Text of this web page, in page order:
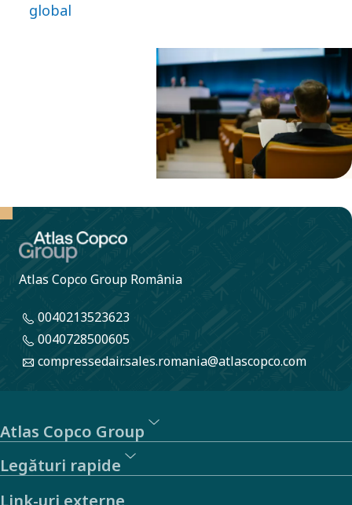
global
Atlas Copco Group România
0040213523623
0040728500605
compressedair.sales.romania@atlascopco.com
Atlas Copco Group
Legături rapide